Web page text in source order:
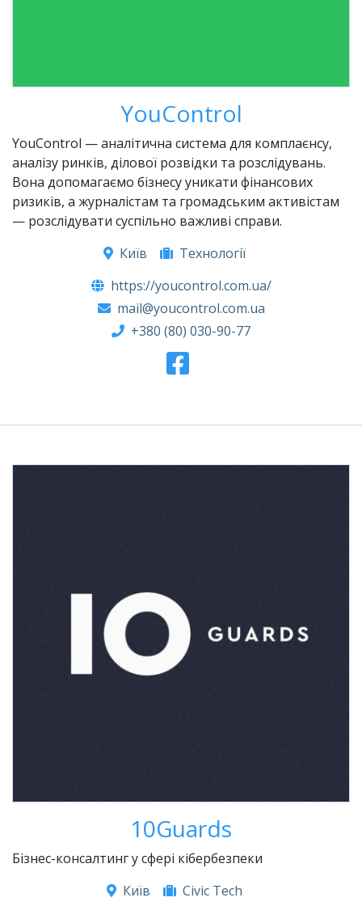
YouControl
YouControl — аналітична система для комплаєнсу,
аналізу ринків, ділової розвідки та розслідувань.
Вона допомагаємо бізнесу уникати фінансових
ризиків, а журналістам та громадським активістам
— розслідувати суспільно важливі справи.
Київ
Технології
https://youcontrol.com.ua/
mail@youcontrol.com.ua
+380 (80) 030-90-77
10Guards
Бізнес-консалтинг у сфері кібербезпеки
Київ
Civic Tech